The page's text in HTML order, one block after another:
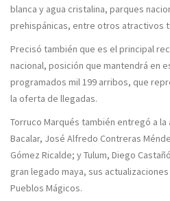
blanca y agua cristalina, parques
prehispánicas, entre otros atractivos
Precisó también que es el principal
nacional, posición que mantendrá en
programados mil 199 arribos, que
la oferta de llegadas.
Torruco Marqués también entregó a
Bacalar, José Alfredo Contreras
Gómez Ricalde; y Tulum, Diego
gran legado maya, sus
Pueblos Mágicos.